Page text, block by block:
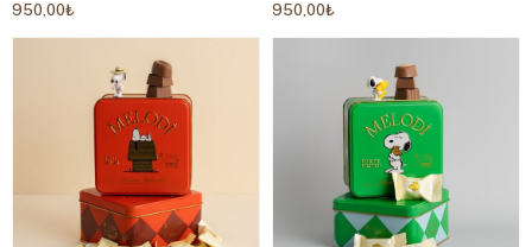
950,00₺ 950,00₺